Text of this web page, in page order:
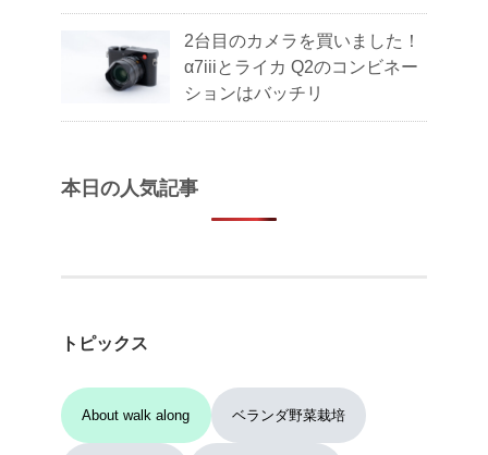
2台目のカメラを買いました！
α7iiiとライカ Q2のコンビネー
ションはバッチリ
本日の人気記事
トピックス
About walk along ベランダ野菜栽培